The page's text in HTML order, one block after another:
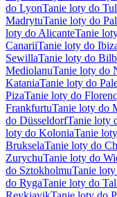
do LyonTanie loty do
MadrytuTanie loty do
loty do AlicanteTanie
CanariiTanie loty do
SewillaTanie loty do
MediolanuTanie loty do
KataniaTanie loty do
PizaTanie loty do
FrankfurtuTanie loty do
do DüsseldorfTanie loty
loty do KoloniaTanie
BrukselaTanie loty do
ZurychuTanie loty do
do SztokholmuTanie
do RygaTanie loty do